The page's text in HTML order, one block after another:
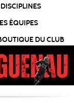
DISCIPLINES
ÉQUIPES
DU CLUB